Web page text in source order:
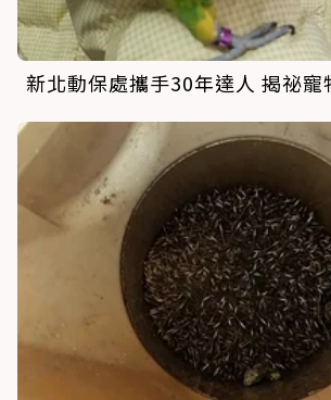
新北動保處攜手30年達人 揭祕寵